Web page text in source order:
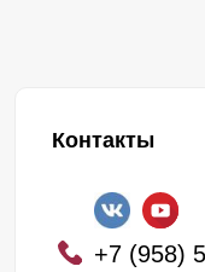
Контакты
+7 (958)